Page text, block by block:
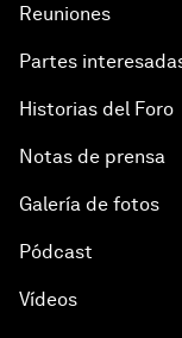
Reuniones
Partes
Historias del Foro
Notas de prensa
Galería de fotos
Pódcast
Vídeos